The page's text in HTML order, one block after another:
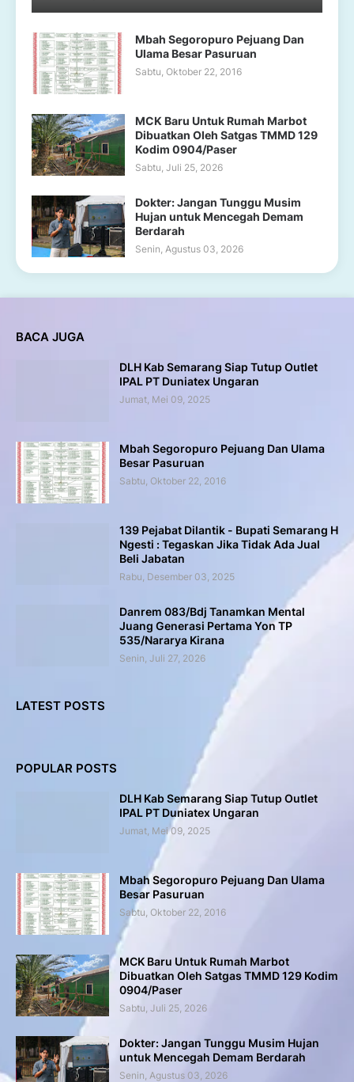
Mbah Segoropuro Pejuang Dan
Ulama Besar Pasuruan
Sabtu, Oktober 22, 2016
MCK Baru Untuk Rumah Marbot
Dibuatkan Oleh Satgas TMMD 129
Kodim 0904/Paser
Sabtu, Juli 25, 2026
Dokter: Jangan Tunggu Musim
Hujan untuk Mencegah Demam
Berdarah
Senin, Agustus 03, 2026
BACA JUGA
DLH Kab Semarang Siap Tutup Outlet
IPAL PT Duniatex Ungaran
Jumat, Mei 09, 2025
Mbah Segoropuro Pejuang Dan Ulama
Besar Pasuruan
Sabtu, Oktober 22, 2016
139 Pejabat Dilantik - Bupati Semarang H
Ngesti : Tegaskan Jika Tidak Ada Jual
Beli Jabatan
Rabu, Desember 03, 2025
Danrem 083/Bdj Tanamkan Mental
Juang Generasi Pertama Yon TP
535/Nararya Kirana
Senin, Juli 27, 2026
LATEST POSTS
POPULAR POSTS
DLH Kab Semarang Siap Tutup Outlet
IPAL PT Duniatex Ungaran
Jumat, Mei 09, 2025
Mbah Segoropuro Pejuang Dan Ulama
Besar Pasuruan
Sabtu, Oktober 22, 2016
MCK Baru Untuk Rumah Marbot
Dibuatkan Oleh Satgas TMMD 129 Kodim
0904/Paser
Sabtu, Juli 25, 2026
Dokter: Jangan Tunggu Musim Hujan
untuk Mencegah Demam Berdarah
Senin, Agustus 03, 2026